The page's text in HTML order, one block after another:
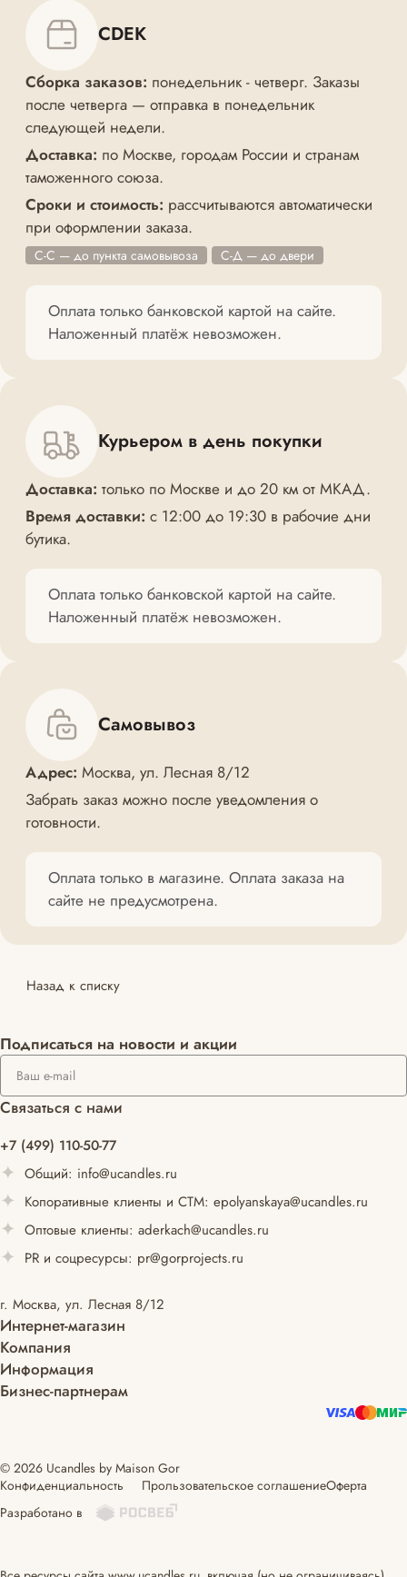
CDEK
Сборка заказов: понедельник - четверг. Заказы
после четверга — отправка в понедельник
следующей недели.
Доставка: по Москве, городам России и странам
таможенного союза.
Сроки и стоимость: рассчитываются автоматически
при оформлении заказа.
С-С — до пункта самовывоза С-Д — до двери
Оплата только банковской картой на сайте.
Наложенный платёж невозможен.
Курьером в день покупки
Доставка: только по Москве и до 20 км от МКАД.
Время доставки: с 12:00 до 19:30 в рабочие дни
бутика.
Оплата только банковской картой на сайте.
Наложенный платёж невозможен.
Самовывоз
Адрес: Москва, ул. Лесная 8/12
Забрать заказ можно после уведомления о
готовности.
Оплата только в магазине. Оплата заказа на
сайте не предусмотрена.
Назад к списку
Подписаться на новости и акции
Связаться с нами
+7 (499) 110-50-77
Общий: info@ucandles.ru
Копоративные клиенты и СТМ: epolyanskaya@ucandles.ru
Оптовые клиенты: aderkach@ucandles.ru
PR и соцресурсы: pr@gorprojects.ru
г. Москва, ул. Лесная 8/12
Интернет-магазин
Компания
Информация
Бизнес-партнерам
© 2026 Ucandles by Maison Gor
Конфиденциальность
Прользовательское соглашениеОферта
Разработано в